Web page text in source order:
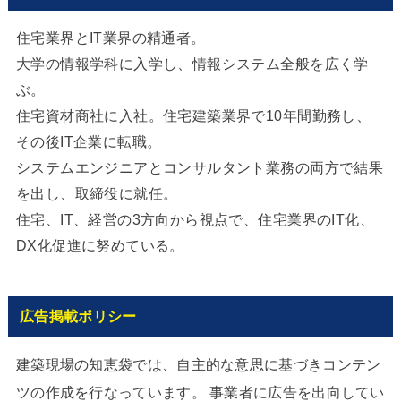
住宅業界とIT業界の精通者。
大学の情報学科に入学し、情報システム全般を広く学
ぶ。
住宅資材商社に入社。住宅建築業界で10年間勤務し、
その後IT企業に転職。
システムエンジニアとコンサルタント業務の両方で結果
を出し、取締役に就任。
住宅、IT、経営の3方向から視点で、住宅業界のIT化、
DX化促進に努めている。
広告掲載ポリシー
建築現場の知恵袋では、自主的な意思に基づきコンテン
ツの作成を行なっています。 事業者に広告を出向してい